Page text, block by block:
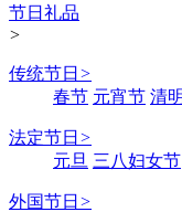
节日礼品
>
传统节日 >
春节 元宵节 清
法定节日 >
元旦 三八妇女节
外国节日 >